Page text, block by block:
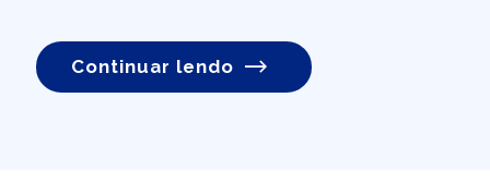
Continuar lendo